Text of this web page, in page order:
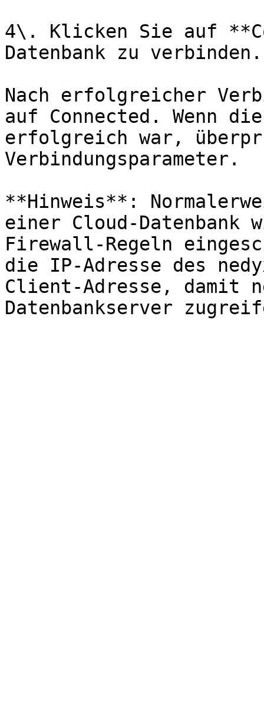
4\. Klicken Sie auf
Datenbank zu verbinden.
Nach erfolgreicher
auf Connected. Wenn
erfolgreich war,
Verbindungsparameter.
**Hinweis**:
einer Cloud-Datenbank
Firewall-Regeln
die IP-Adresse des
Client-Adresse, damit